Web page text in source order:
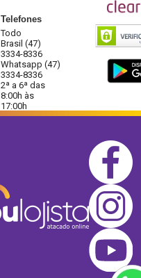
Telefones
Todo
Brasil (47)
3334-8336
Whatsapp (47)
3334-8336
2ª a 6ª das
8:00h às
17:00h